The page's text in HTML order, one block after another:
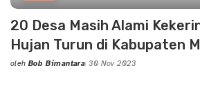
20 Desa Masih Alami
Hujan Turun di Kabupaten
Posted
oleh Bob Bimantara 30 Nov 2023